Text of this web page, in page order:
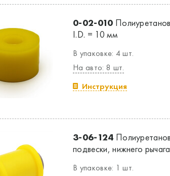
0-02-010
I.D. = 10 мм
В упаковке: 4 шт.
На авто: 8 шт.
Инструкция
3-06-124
подвески, нижнего
В упаковке: 1 шт.